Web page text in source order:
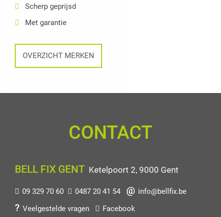
Scherp geprijsd
Met garantie
OVERZICHT MERKEN
CONTACT
BELL FIX GENT Ketelpoort 2, 9000 Gent
09 329 70 60 0487 20 41 54
info@bellfix.be
Veelgestelde vragen
Facebook